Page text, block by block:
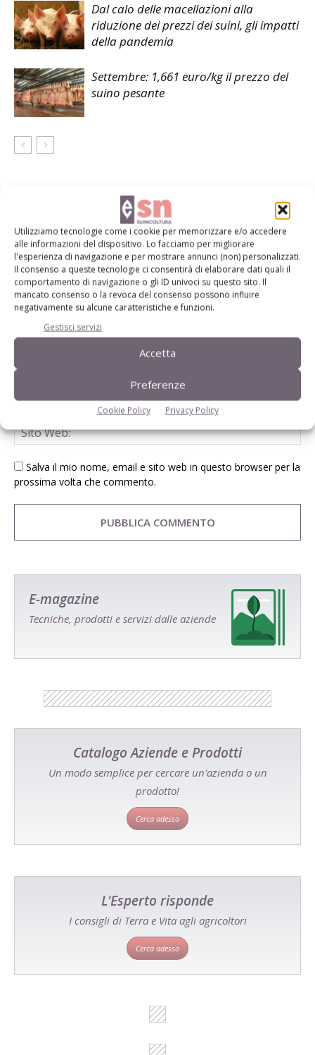
Utilizziamo tecnologie come i cookie per memorizzare e/o accedere
alle informazioni del dispositivo. Lo facciamo per migliorare
l'esperienza di navigazione e per mostrare annunci (non) personalizzati.
Il consenso a queste tecnologie ci consentirà di elaborare dati quali il
comportamento di navigazione o gli ID univoci su questo sito. Il
mancato consenso o la revoca del consenso possono influire
negativamente su alcune caratteristiche e funzioni.
Gestisci servizi
Accetta
Preferenze
Cookie Policy Privacy Policy
Dal calo delle macellazioni alla
riduzione dei prezzi dei suini, gli impatti
della pandemia
Settembre: 1,661 euro/kg il prezzo del
suino pesante
LASCIA UN COMMENTO
Salva il mio nome, email e sito web in questo browser per la
prossima volta che commento.
E-magazine
Tecniche, prodotti e servizi dalle aziende
Catalogo Aziende e Prodotti
Un modo semplice per cercare un'azienda o un
prodotto!
Cerca adesso
L'Esperto risponde
I consigli di Terra e Vita agli agricoltori
Cerca adesso